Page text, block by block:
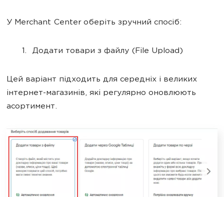
У Merchant Center оберіть зручний спосіб:
Додати товари з файлу (File Upload)
Цей варіант підходить для середніх і великих
інтернет-магазинів, які регулярно оновлюють
асортимент.